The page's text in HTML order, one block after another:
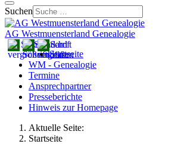
Suchen
AG Westmuensterland Genealogie
Startseite
WM - Genealogie
Termine
Ansprechpartner
Presseberichte
Hinweis zur Homepage
Aktuelle Seite:
Startseite